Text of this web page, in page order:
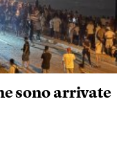
sono arrivate